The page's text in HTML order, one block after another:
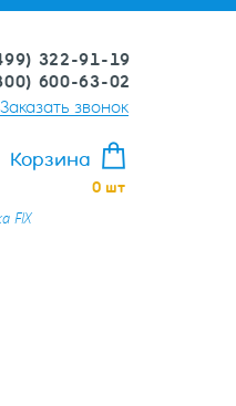
322-91-19
600-63-02
Заказать звонок
Корзина
0 шт
FIX